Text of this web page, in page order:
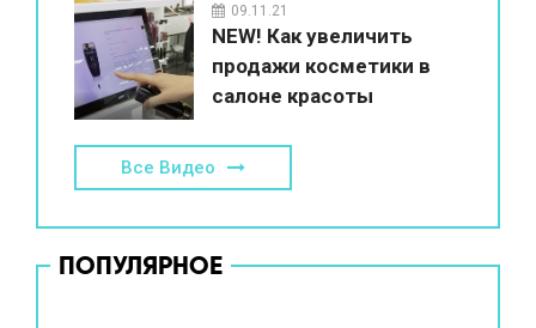
09.11.21
NEW! Как увеличить
продажи косметики в
салоне красоты
Все Видео
ПОПУЛЯРНОЕ